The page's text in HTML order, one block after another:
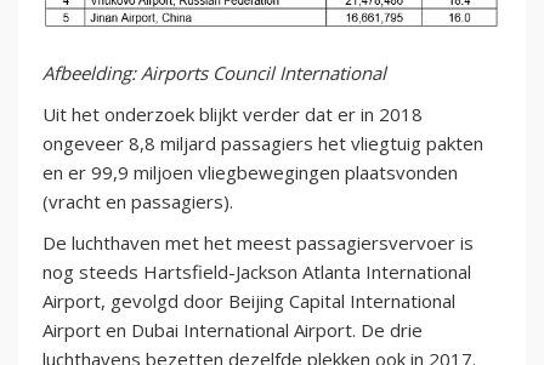
Afbeelding: Airports Council International
Uit het onderzoek blijkt verder dat er in 2018
ongeveer 8,8 miljard passagiers het vliegtuig pakten
en er 99,9 miljoen vliegbewegingen plaatsvonden
(vracht en passagiers).
De luchthaven met het meest passagiersvervoer is
nog steeds Hartsfield-Jackson Atlanta International
Airport, gevolgd door Beijing Capital International
Airport en Dubai International Airport. De drie
luchthavens bezetten dezelfde plekken ook in 2017.